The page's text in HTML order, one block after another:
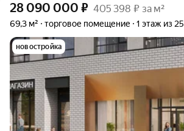
28 090 000 ₽ 405 398 ₽ за м²
69,3 м² торговое помещение 1 этаж из 25
новостройка